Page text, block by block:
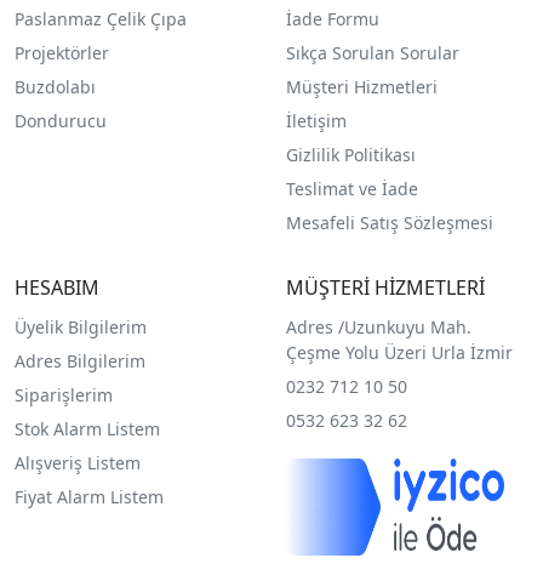
Paslanmaz Çelik Çıpa
Projektörler
Buzdolabı
Dondurucu
İade Formu
Sıkça Sorulan Sorular
Müşteri Hizmetleri
İletişim
Gizlilik Politikası
Teslimat ve İade
Mesafeli Satış Sözleşmesi
HESABIM
Üyelik Bilgilerim
Adres Bilgilerim
Siparişlerim
Stok Alarm Listem
Alışveriş Listem
Fiyat Alarm Listem
MÜŞTERİ HİZMETLERİ
Adres /Uzunkuyu Mah.
Çeşme Yolu Üzeri Urla İzmir
0232 712 10 50
0532 623 32 62